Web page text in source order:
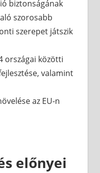
biztonságának
szorosabb
szerepet játszik
országai közötti
valamint
az EU-n
előnyei